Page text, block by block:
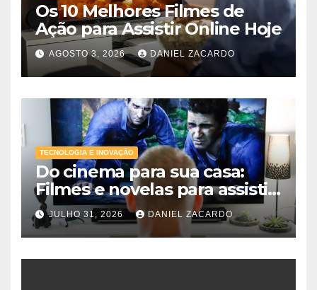
Os 10 Melhores Filmes de
Ação para Assistir Online Hoje
AGOSTO 3, 2026 DANIEL ZACARDO
TECNOLOGIA E INOVAÇÃO
Do cinema para sua casa:
Filmes e novelas para assistir
online agora
JULHO 31, 2026 DANIEL ZACARDO